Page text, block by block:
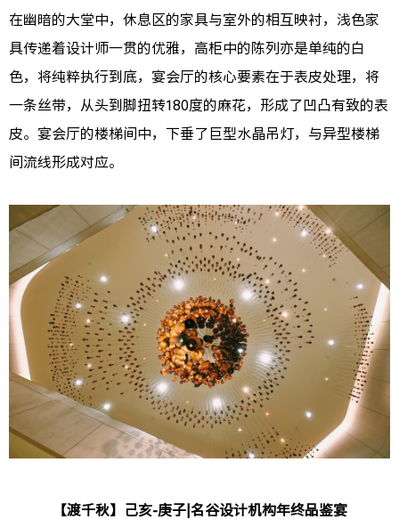
在幽暗的大堂中，休息区的家具与室外的相互映衬，浅色家
具传递着设计师一贯的优雅，高柜中的陈列亦是单纯的白
色，将纯粹执行到底，宴会厅的核心要素在于表皮处理，将
一条丝带，从头到脚扭转180度的麻花，形成了凹凸有致的表
皮。宴会厅的楼梯间中，下垂了巨型水晶吊灯，与异型楼梯
间流线形成对应。
【渡千秋】己亥-庚子|名谷设计机构年终品鉴宴